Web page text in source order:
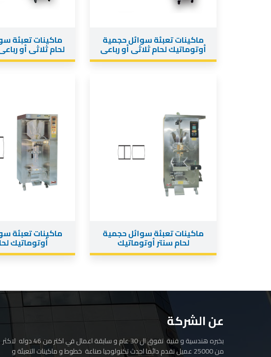
ماكينات تعبئة سوائل حجمية
أوتوماتيك لحام ثلاثى أو رباعى
ماكينات تعبئة
لحام ثلاثى أو
ماكينات تعبئة سوائل حجمية
لحام سنتر أوتوماتيك
ماكينات تعبئة
أوتوماتيك
عن الشركة
بخبره هندسية و فنية تفوق ال 30 عام و سابقة اعمال في اكتر من 46 دوله لاكثر
من 25000 عميل نقدم دائما احدث تكنولوجيا صناعة خطوط و ماكينات التعبئة و